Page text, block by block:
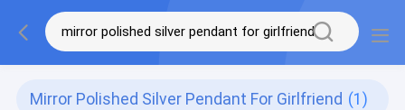
Mirror Polished Silver Pendant For Girlfriend (1)